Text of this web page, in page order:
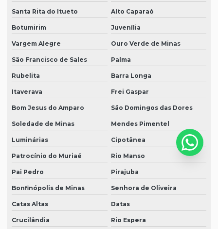
Santa Rita do Itueto Alto Caparaó
Botumirim Juvenília
Vargem Alegre Ouro Verde de Minas
São Francisco de Sales Palma
Rubelita Barra Longa
Itaverava Frei Gaspar
Bom Jesus do Amparo São Domingos das Dores
Soledade de Minas Mendes Pimentel
Luminárias Cipotânea
Patrocínio do Muriaé Rio Manso
Pai Pedro Pirajuba
Bonfinópolis de Minas Senhora de Oliveira
Catas Altas Datas
Crucilândia Rio Espera